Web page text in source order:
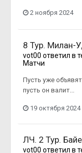
2 ноября 2024
8 Тур. Милан-
vot00 ответил в
Матчи
Пусть уже
пусть он валит...
19 октября 2024
ЛЧ. 2 Тур.
vot00 ответил в